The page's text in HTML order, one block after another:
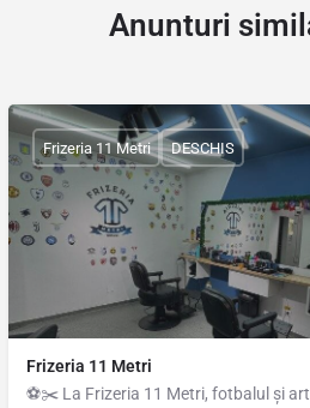
Anunturi
Frizeria 11 Metri
Frizeria 11 Metri DESCHIS